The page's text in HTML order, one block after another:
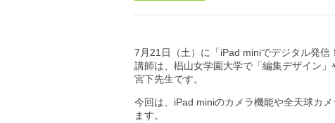
7月21日（土）に「iPad miniでデジタル発信
講師は、椙山女学園大学で「編集デザイン
宮下先生です。
今回は、iPad miniのカメラ機能や全天球カ
ます。